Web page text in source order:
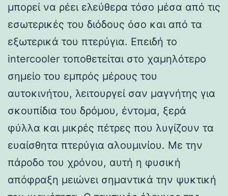
μπορεί να ρέει ελεύθερα τόσο μέσα από τις
εσωτερικές του διόδους όσο και από τα
εξωτερικά του πτερύγια. Επειδή το
intercooler τοποθετείται στο χαμηλότερο
σημείο του εμπρός μέρους του
αυτοκινήτου, λειτουργεί σαν μαγνήτης για
σκουπίδια του δρόμου, έντομα, ξερά
φύλλα και μικρές πέτρες που λυγίζουν τα
ευαίσθητα πτερύγια αλουμινίου. Με την
πάροδο του χρόνου, αυτή η φυσική
απόφραξη μειώνει σημαντικά την ψυκτική